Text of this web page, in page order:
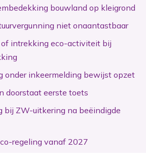
bouwland op kleigrond
niet onaantastbaar
intrekking eco-activiteit bij
onder inkeermelding bewijst opzet
doorstaat eerste toets
bij ZW-uitkering na beëindigde
regeling vanaf 2027